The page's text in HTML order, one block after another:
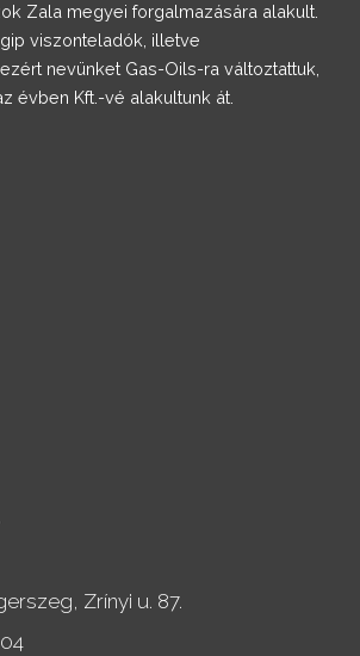
Zala megyei forgalmazására alakult.
viszonteladók, illetve
nevünket Gas-Oils-ra változtattuk,
évben Kft.-vé alakultunk át.
Zrínyi u. 87.